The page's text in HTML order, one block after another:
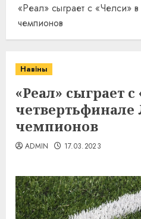
«Реал» сыграет с «Челси» в
чемпионов
Навіны
«Реал» сыграет
четвертьфинале
чемпионов
ADMIN 17.03.2023